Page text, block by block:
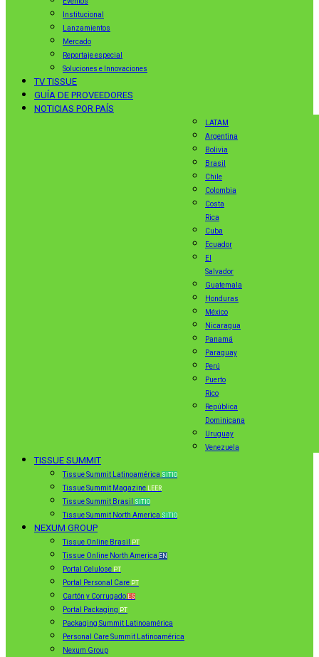
Institucional
Lanzamientos
Mercado
Reportaje especial
Soluciones e Innovaciones
TV TISSUE
GUÍA DE PROVEEDORES
NOTICIAS POR PAÍS
LATAM
Argentina
Bolivia
Brasil
Chile
Colombia
Costa
Rica
Cuba
Ecuador
El
Salvador
Guatemala
Honduras
México
Nicaragua
Panamá
Paraguay
Perú
Puerto
Rico
República
Dominicana
Uruguay
Venezuela
TISSUE SUMMIT
Tissue Summit Latinoamérica SITIO
Tissue Summit Magazine LEER
Tissue Summit Brasil SITIO
Tissue Summit North America SITIO
NEXUM GROUP
Tissue Online Brasil PT
Tissue Online North America EN
Portal Celulose PT
Portal Personal Care PT
Cartón y Corrugado ES
Portal Packaging PT
Packaging Summit Latinoamérica
Personal Care Summit Latinoamérica
Nexum Group